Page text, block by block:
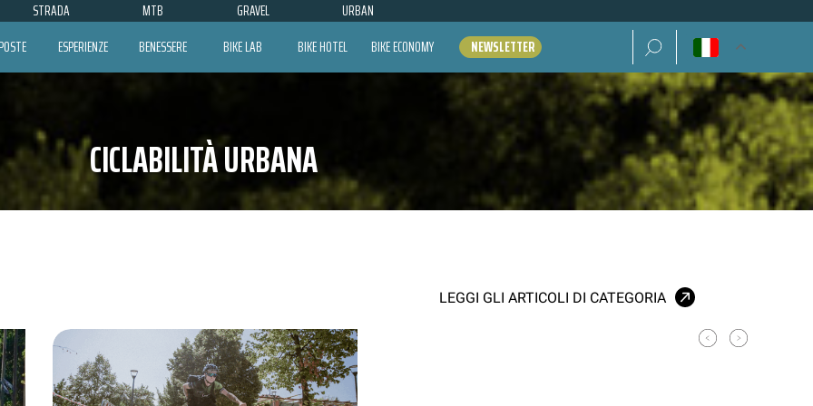
STRADA MTB GRAVEL URBAN
ESPERIENZE BENESSERE BIKE LAB BIKE HOTEL BIKE ECONOMY NEWSLETTER Ricerca per:
CICLABILITÀ URBANA
LEGGI GLI ARTICOLI DI CATEGORIA